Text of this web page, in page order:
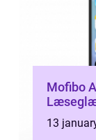
Mofibo
13